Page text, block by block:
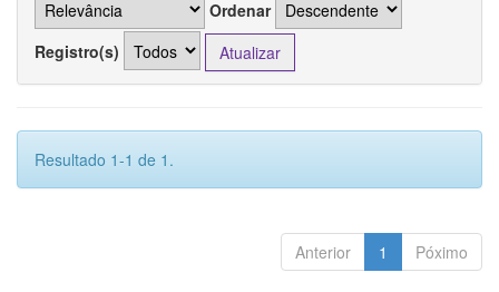
Ordenar
Registro(s)
Resultado 1-1 de 1.
Anterior 1 Póximo